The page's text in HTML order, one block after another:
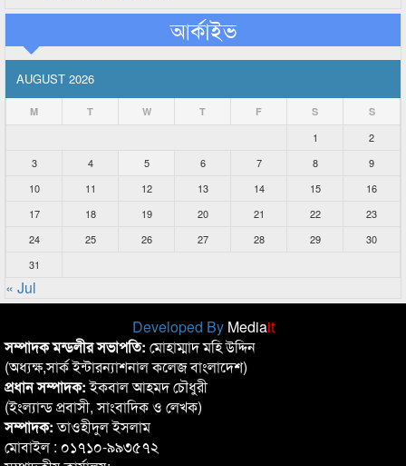
আর্কাইভ
AUGUST 2026
M T W T F S S
1
2
3
4 5 6 7 8
9
10
11 12 13 14 15
16
17
18 19 20 21 22
23
24
25 26 27 28 29
30
31
« Jul
Developed By Mediait
সম্পাদক মন্ডলীর সভাপতি: মোহাম্মাদ মহি উদ্দিন
(অধ্যক্ষ,সার্ক ইন্টারন্যাশনাল কলেজ বাংলাদেশ)
প্রধান সম্পাদক:ইকবাল আহমদ চৌধুরী
(ইংল্যান্ড প্রবাসী, সাংবাদিক ও লেখক)
সম্পাদক:তাওহীদুল ইসলাম
মোবাইল : ০১৭১০-৯৯৩৫৭২